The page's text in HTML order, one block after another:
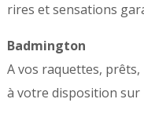
rires et sensations
Badmington
A vos raquettes,
à votre disposition sur